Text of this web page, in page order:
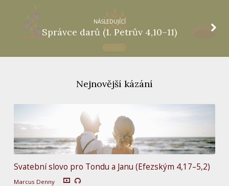
NÁSLEDUJÍCÍ
Správce darů (1. Petrův 4,10–11)
Nejnovější kázání
Svatební slovo pro Tondu a Janu (Efezským 4,17–5,2)
Marcus Denny